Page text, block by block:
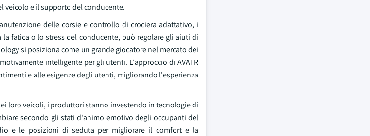
veicolo e il supporto del conducente.
delle corsie e controllo di crociera adattativo, i
fatica o lo stress del conducente, può regolare gli aiuti di
si posiziona come un grande giocatore nel mercato dei
intelligente per gli utenti. L'approccio di AVATR
e alle esigenze degli utenti, migliorando l'esperienza
loro veicoli, i produttori stanno investendo in tecnologie di
secondo gli stati d'animo emotivo degli occupanti del
e le posizioni di seduta per migliorare il comfort e la